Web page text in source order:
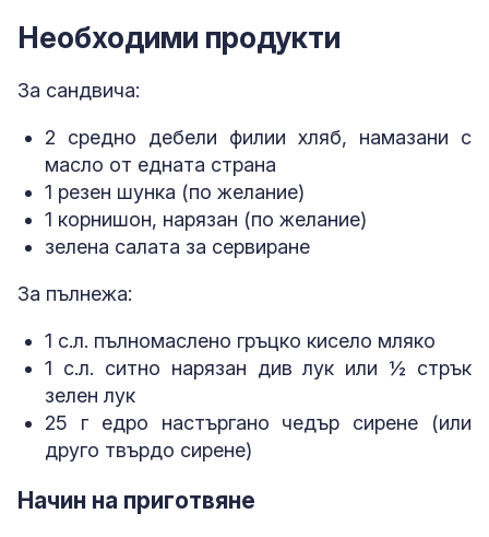
Необходими продукти
За сандвича:
2 средно дебели филии хляб, намазани с
масло от едната страна
1 резен шунка (по желание)
1 корнишон, нарязан (по желание)
зелена салата за сервиране
За пълнежа:
1 с.л. пълномаслено гръцко кисело мляко
1 с.л. ситно нарязан див лук или ½ стрък
зелен лук
25 г едро настъргано чедър сирене (или
друго твърдо сирене)
Начин на приготвяне